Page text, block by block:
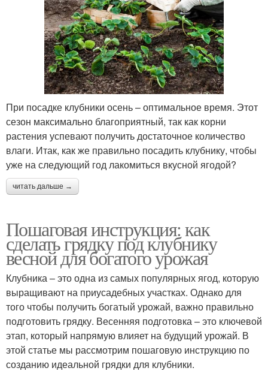
При посадке клубники осень – оптимальное время. Этот
сезон максимально благоприятный, так как корни
растения успевают получить достаточное количество
влаги. Итак, как же правильно посадить клубнику, чтобы
уже на следующий год лакомиться вкусной ягодой?
читать дальше →
Пошаговая инструкция: как
сделать грядку под клубнику
весной для богатого урожая
Клубника – это одна из самых популярных ягод, которую
выращивают на приусадебных участках. Однако для
того чтобы получить богатый урожай, важно правильно
подготовить грядку. Весенняя подготовка – это ключевой
этап, который напрямую влияет на будущий урожай. В
этой статье мы рассмотрим пошаговую инструкцию по
созданию идеальной грядки для клубники.